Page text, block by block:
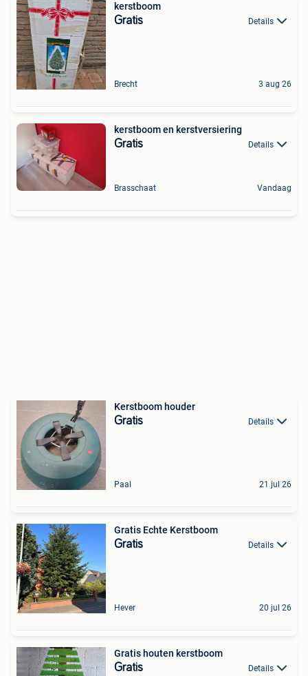
kerstboom
Gratis Details
Brecht 3 aug 26
kerstboom en kerstversiering
Gratis Details
Brasschaat Vandaag
Kerstboom houder
Gratis Details
Paal 21 jul 26
Gratis Echte Kerstboom
Gratis Details
Hever 20 jul 26
Gratis houten kerstboom
Gratis Details